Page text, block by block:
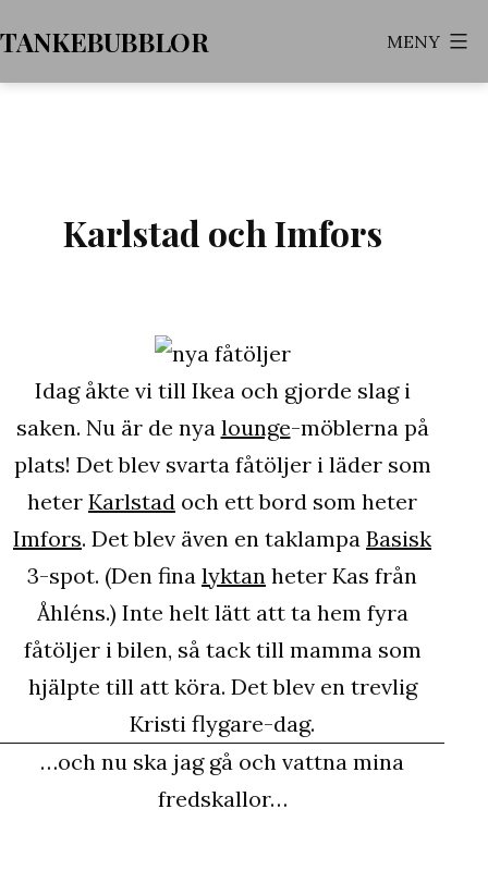
till
innehåll
TANKEBUBBLOR MENY
Karlstad och Imfors
Idag åkte vi till Ikea och gjorde slag i
saken. Nu är de nya lounge-möblerna på
plats! Det blev svarta fåtöljer i läder som
heter Karlstad och ett bord som heter
Imfors. Det blev även en taklampa Basisk
3-spot. (Den fina lyktan heter Kas från
Åhléns.) Inte helt lätt att ta hem fyra
fåtöljer i bilen, så tack till mamma som
hjälpte till att köra. Det blev en trevlig
Kristi flygare-dag.
…och nu ska jag gå och vattna mina
fredskallor…